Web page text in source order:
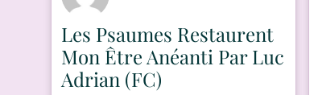
Les Psaumes Restaurent
Mon Être Anéanti Par Luc
Adrian (FC)